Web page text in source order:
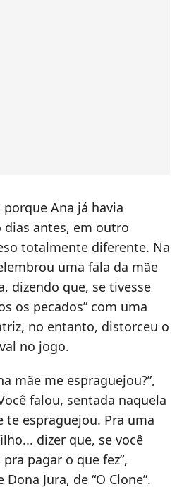
Ana já havia
antes, em outro
totalmente diferente. Na
uma fala da mãe
dizendo que, se tivesse
os pecados” com uma
no entanto, distorceu o
no jogo.
mãe me espraguejou?”,
falou, sentada naquela
te espraguejou. Pra uma
dizer que, se você
pagar o que fez”,
Jura, de “O Clone”.